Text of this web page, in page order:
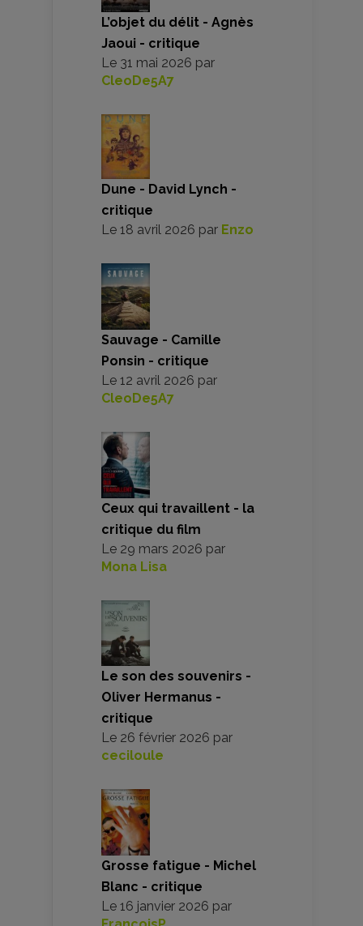
L’objet du délit - Agnès
Jaoui - critique
Le 31 mai 2026 par
CleoDe5A7
Dune - David Lynch -
critique
Le 18 avril 2026 par Enzo
Sauvage - Camille
Ponsin - critique
Le 12 avril 2026 par
CleoDe5A7
Ceux qui travaillent - la
critique du film
Le 29 mars 2026 par
Mona Lisa
Le son des souvenirs -
Oliver Hermanus -
critique
Le 26 février 2026 par
ceciloule
Grosse fatigue - Michel
Blanc - critique
Le 16 janvier 2026 par